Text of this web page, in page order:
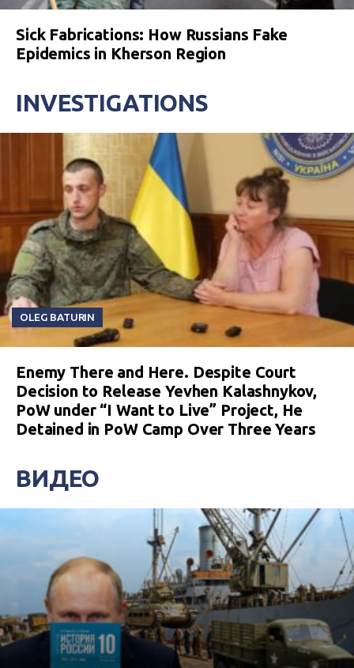
Sick Fabrications: How Russians Fake
Epidemics in Kherson Region
INVESTIGATIONS
OLEG BATURIN
Enemy There and Here. Despite Court
Decision to Release Yevhen Kalashnykov,
PoW under “I Want to Live” Project, He
Detained in PoW Camp Over Three Years
ВИДЕО